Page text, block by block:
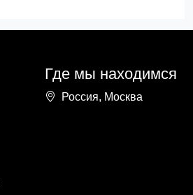
Где мы находимся
Россия, Москва